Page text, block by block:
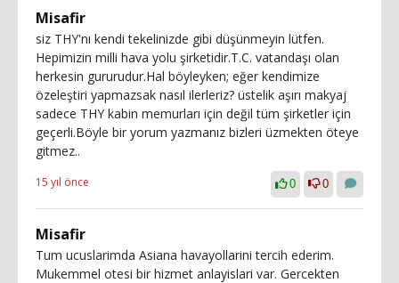
Misafir
siz THY'nı kendi tekelinizde gibi düşünmeyin lütfen.
Hepimizin milli hava yolu şirketidir.T.C. vatandaşı olan
herkesin gururudur.Hal böyleyken; eğer kendimize
özeleştiri yapmazsak nasıl ilerleriz? üstelik aşırı makyaj
sadece THY kabin memurları için değil tüm şirketler için
geçerli.Böyle bir yorum yazmanız bizleri üzmekten öteye
gitmez..
15 yıl önce 0 0
Misafir
Tum ucuslarimda Asiana havayollarini tercih ederim.
Mukemmel otesi bir hizmet anlayislari var. Gercekten